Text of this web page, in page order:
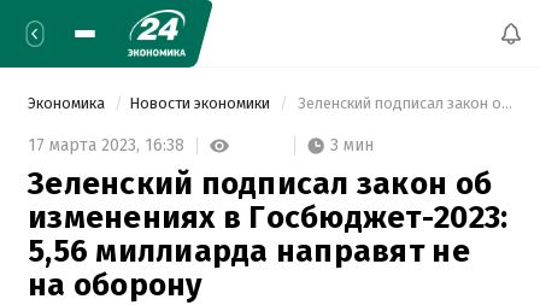
Экономика Новости экономики Зеленский подписал закон об изменениях в Госбюджет-2023: 5,56 миллиарда направят не на оборону
17 марта 2023, 16:38 3 мин
Зеленский подписал закон об
изменениях в Госбюджет-2023:
5,56 миллиарда направят не
на оборону